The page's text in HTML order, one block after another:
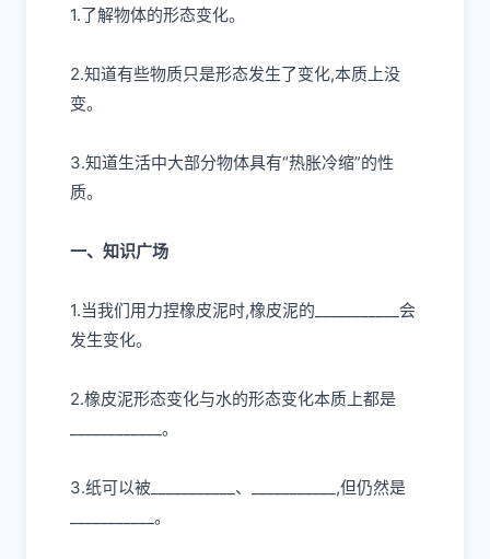
1.了解物体的形态变化。
2.知道有些物质只是形态发生了变化,本质上没
变。
3.知道生活中大部分物体具有“热胀冷缩”的性
质。
一、知识广场
1.当我们用力捏橡皮泥时,橡皮泥的___________会
发生变化。
2.橡皮泥形态变化与水的形态变化本质上都是
。
3.纸可以被___________ 、
___________,但仍然是
。